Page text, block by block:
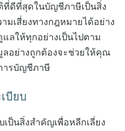
ดีที่สุดในบัญชีภาษีเป็นสิ่ง
เสี่ยงทางกฎหมายได้อย่าง
ลให้ทุกอย่างเป็นไปตาม
อย่างถูกต้องจะช่วยให้คุณ
ารบัญชีภาษี
บียบ
ป็นสิ่งสำคัญเพื่อหลีกเลี่ยง